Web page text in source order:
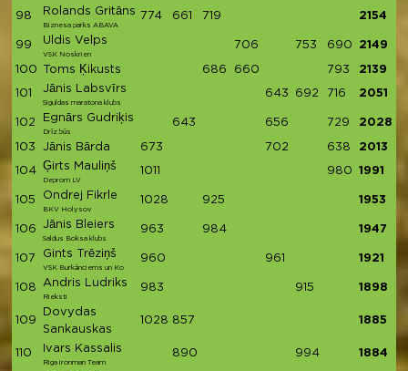
98 Rolands Gritāns
Biznesa parks ABAVA
774 661 719 2154
99 Uldis Velps
VSK Noskrien
706 753 690 2149
100 Toms Ķikusts 686 660 793 2139
101 Jānis Labsvīrs
Siguldas maratona klubs
643 692 716 2051
102 Egnārs Gudriķis
Drīz būs
643 656 729 2028
103 Jānis Bārda 673 702 638 2013
104 Ģirts Mauliņš
Deprom LV
1011 980 1991
105 Ondrej Fikrle
BKV Holysov
1028 925 1953
106 Jānis Bleiers
Saldus Boksa klubs
963 984 1947
107 Gints Trēziņš
VSK Burkānciems un Ko
960 961 1921
108 Andris Ludriks
Rieksti
983 915 1898
109
Dovydas
Sankauskas
1028 857 1885
110 Ivars Kassalis
Riga ironman Team
890 994 1884